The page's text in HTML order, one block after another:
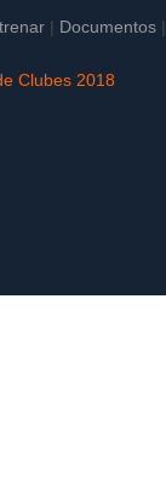
| Documentos |
Clubes 2018